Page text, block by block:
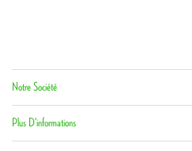
Notre Société
Plus D'informations